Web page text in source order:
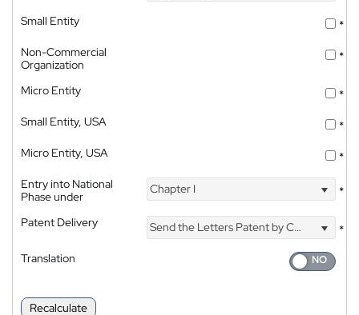
Small Entity
*
Non-Commercial
Organization
*
Micro Entity
*
Small Entity, USA
*
Micro Entity, USA
*
Entry into National
Phase under
Chapter I *
Patent Delivery Send the Letters Patent by Courier
*
Translation
Recalculate